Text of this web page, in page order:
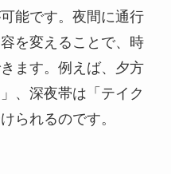
能です。夜間に通行
を変えることで、時
ます。例えば、夕方
、深夜帯は「テイク
られるのです。